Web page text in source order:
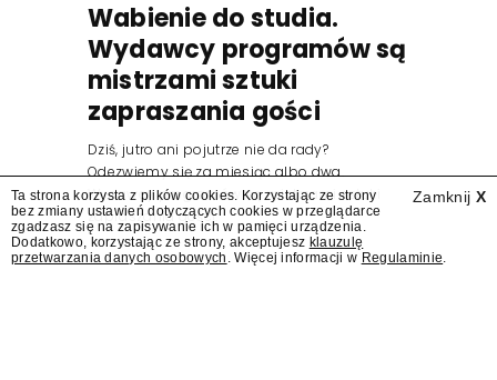
Wabienie do studia.
Wydawcy programów są
mistrzami sztuki
zapraszania gości
Dziś, jutro ani pojutrze nie da rady?
Odezwiemy się za miesiąc albo dwa.
Wydawcy programów są mistrzami sztuki
zapraszania gości.
Zamknij X
Ta strona korzysta z plików cookies. Korzystając ze strony
bez zmiany ustawień dotyczących cookies w przeglądarce
zgadzasz się na zapisywanie ich w pamięci urządzenia.
Dodatkowo, korzystając ze strony, akceptujesz klauzulę
przetwarzania danych osobowych . Więcej informacji w Regulaminie.